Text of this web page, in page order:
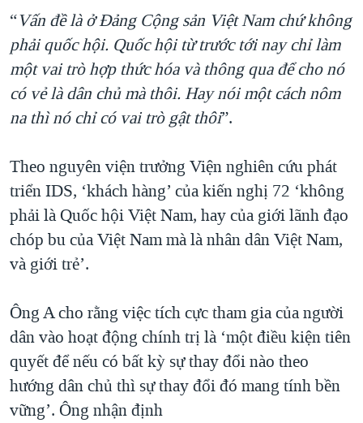
“Vấn đề là ở Đảng Cộng sản Việt Nam chứ không
phải quốc hội. Quốc hội từ trước tới nay chỉ làm
một vai trò hợp thức hóa và thông qua để cho nó
có vẻ là dân chủ mà thôi. Hay nói một cách nôm
na thì nó chỉ có vai trò gật thôi”.
Theo nguyên viện trưởng Viện nghiên cứu phát
triển IDS, ‘khách hàng’ của kiến nghị 72 ‘không
phải là Quốc hội Việt Nam, hay của giới lãnh đạo
chóp bu của Việt Nam mà là nhân dân Việt Nam,
và giới trẻ’.
Ông A cho rằng việc tích cực tham gia của người
dân vào hoạt động chính trị là ‘một điều kiện tiên
quyết để nếu có bất kỳ sự thay đổi nào theo
hướng dân chủ thì sự thay đổi đó mang tính bền
vững’. Ông nhận định